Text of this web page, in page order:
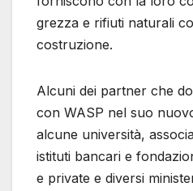
grezza e rifiuti naturali
costruzione.
Alcuni dei partner che
con WASP nel suo
alcune università,
istituti bancari e
e private e diversi